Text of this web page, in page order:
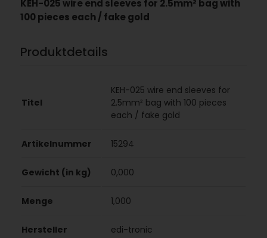
KEH-025 wire end sleeves for 2.5mm² bag with
100 pieces each / fake gold
Produktdetails
Titel
KEH-025 wire end sleeves for
2.5mm² bag with 100 pieces
each / fake gold
Artikelnummer 15294
Gewicht (in kg) 0,000
Menge 1,000
Hersteller edi-tronic